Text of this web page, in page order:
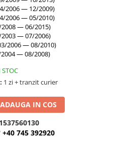
2006 — 12/2009)
2006 — 05/2010)
— 06/2015)
— 07/2006)
2006 — 08/2010)
— 08/2008)
STOC
1 zi + tranzit curier
ADAUGA IN COS
+40 745 392920